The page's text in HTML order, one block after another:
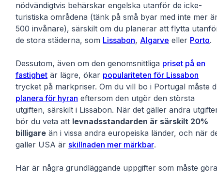
nödvändigtvis behärskar engelska utanför de icke-
turistiska områdena (tänk på små byar med inte mer
500 invånare), särskilt om du planerar att flytta
de stora städerna, som Lissabon, Algarve eller Porto.
Dessutom, även om den genomsnittliga priset på en
fastighet är lägre, ökar populariteten för Lissabon
trycket på markpriser. Om du vill bo i Portugal måste
planera för hyran eftersom den utgör den största
utgiften, särskilt i Lissabon. När det gäller andra
bör du veta att levnadsstandarden är särskilt 20%
billigare än i vissa andra europeiska länder, och när
gäller USA är skillnaden mer märkbar.
Här är några grundläggande uppgifter som måste